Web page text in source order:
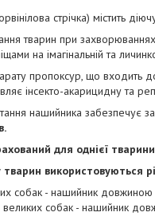
стрічка) містить
тварин при
на імагінальній та
пропоксур, що входить
інсекто-акарицидну та
нашийника забезпечує
для однієї
використовуються
собак - нашийник
великих собак - нашийник